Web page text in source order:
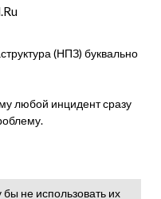
(НПЗ) буквально
любой инцидент сразу
не использовать их